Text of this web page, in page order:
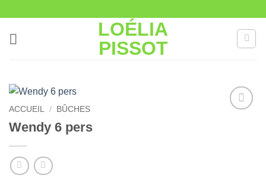
contenu
LOÉLIA
PISSOT
ACCUEIL / BÛCHES
Wendy 6 pers